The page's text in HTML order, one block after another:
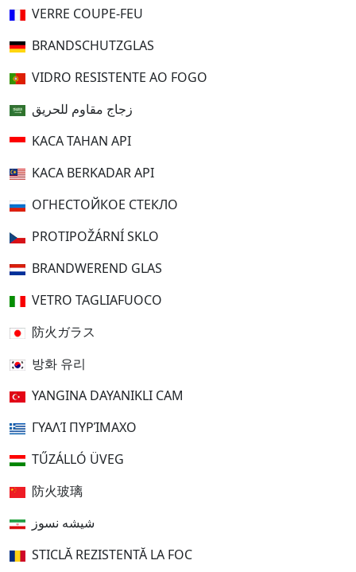
VERRE COUPE-FEU
BRANDSCHUTZGLAS
VIDRO RESISTENTE AO FOGO
زجاج مقاوم للحريق
KACA TAHAN API
KACA BERKADAR API
ОГНЕСТОЙКОЕ СТЕКЛО
PROTIPOŽÁRNÍ SKLO
BRANDWEREND GLAS
VETRO TAGLIAFUOCO
防火ガラス
방화 유리
YANGINA DAYANIKLI CAM
ΓΥΑΛΊ ΠΥΡΊΜΑΧΟ
TŰZÁLLÓ ÜVEG
防火玻璃
شیشه نسوز
STICLĂ REZISTENTĂ LA FOC